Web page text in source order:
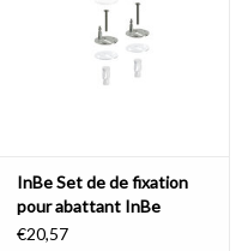
InBe Set de de fixation
pour abattant InBe
IB/04.06070.20 ou
€20,57